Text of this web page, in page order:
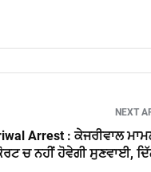
NEXT
Arrest : ਕੇਜਰੀਵਾਲ
ਚ ਨਹੀਂ ਹੋਵੇਗੀ ਸੁਣਵਾਈ,